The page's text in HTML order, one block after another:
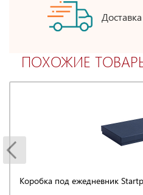
ПОХОЖИЕ
Коробка под ежедневник